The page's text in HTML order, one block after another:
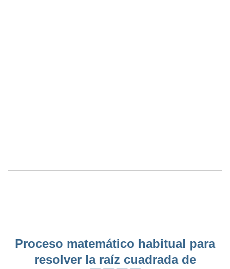
Proceso matemático habitual para
resolver la raíz cuadrada de